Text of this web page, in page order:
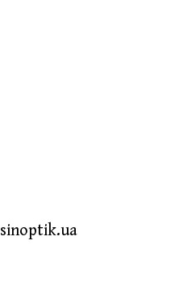
sinoptik.ua